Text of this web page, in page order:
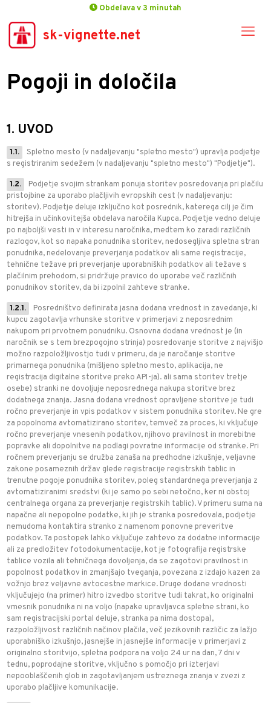
Obdelava v 3 minutah
sk-vignette.net
Pogoji in določila
1. UVOD
1.1. Spletno mesto (v nadaljevanju "spletno mesto") upravlja podjetje
s registriranim sedežem (v nadaljevanju "spletno mesto") "Podjetje").
1.2.
Podjetje svojim strankam ponuja storitev posredovanja pri plačilu
pristojbine za uporabo plačljivih evropskih cest (v nadaljevanju:
storitev). Podjetje deluje izključno kot posrednik, katerega cilj je čim
hitrejša in učinkovitejša obdelava naročila Kupca. Podjetje vedno deluje
po najboljši vesti in v interesu naročnika, medtem ko zaradi različnih
razlogov, kot so napaka ponudnika storitev, nedosegljiva spletna stran
ponudnika, nedelovanje preverjanja podatkov ali same registracije,
tehnične težave pri preverjanje uporabniških podatkov ali težave s
plačilnim prehodom, si pridržuje pravico do uporabe več različnih
ponudnikov storitev, da bi izpolnil zahteve stranke.
1.2.1.
Posredništvo definirata jasna dodana vrednost in zavedanje, ki
kupcu zagotavlja vrhunske storitve v primerjavi z neposrednim
nakupom pri prvotnem ponudniku. Osnovna dodana vrednost je (in
naročnik se s tem brezpogojno strinja) posredovanje storitve z najvišjo
možno razpoložljivostjo tudi v primeru, da je naročanje storitve
primarnega ponudnika (mišljeno spletno mesto, aplikacija, ne
registracija digitalne storitve preko API-ja). ali sama storitev tretje
osebe) stranki ne dovoljuje neposrednega nakupa storitve brez
dodatnega znanja. Jasna dodana vrednost opravljene storitve je tudi
ročno preverjanje in vpis podatkov v sistem ponudnika storitev. Ne gre
za popolnoma avtomatizirano storitev, temveč za proces, ki vključuje
ročno preverjanje vnesenih podatkov, njihovo pravilnost in morebitne
popravke ali dopolnitve na podlagi povratne informacije od stranke. Pri
ročnem preverjanju se družba zanaša na predhodne izkušnje, veljavne
zakone posameznih držav glede registracije registrskih tablic in
trenutne pogoje ponudnika storitev, poleg standardnega preverjanja z
avtomatiziranimi sredstvi (ki je samo po sebi netočno, ker ni obstoj
centralnega organa za preverjanje registrskih tablic). V primeru suma na
napačne ali nepopolne podatke, ki jih je stranka posredovala, podjetje
nemudoma kontaktira stranko z namenom ponovne preveritve
podatkov. Ta postopek lahko vključuje zahtevo za dodatne informacije
ali za predložitev fotodokumentacije, kot je fotografija registrske
tablice vozila ali tehničnega dovoljenja, da se zagotovi pravilnost in
popolnost podatkov in zmanjšajo tveganja, povezana z izdajo kazen za
vožnjo brez veljavne avtocestne markice. Druge dodane vrednosti
vključujejo (na primer) hitro izvedbo storitve tudi takrat, ko originalni
vmesnik ponudnika ni na voljo (napake upravljavca spletne strani, ko
sam registracijski portal deluje, stranka pa nima dostopa),
razpoložljivost različnih načinov plačila, več jezikovnih različic za lažjo
uporabniško izkušnjo, jasnejše in jasnejše informacije v primerjavi z
originalno storitvijo, spletna podpora na voljo 24 ur na dan, 7 dni v
tednu, poprodajne storitve, vključno s pomočjo pri izterjavi
nepooblaščenih glob in zagotavljanjem ustreznega znanja v zvezi z
uporabo plačljive komunikacije.